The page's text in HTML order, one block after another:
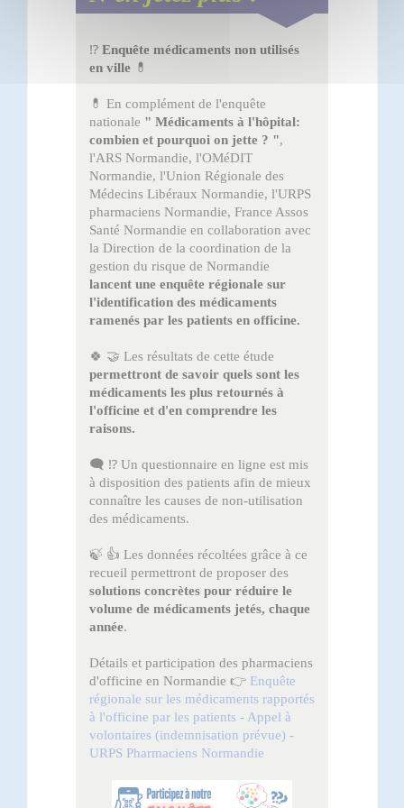
⁉️ Enquête médicaments non utilisés
en ville
💊
💊 En complément de l'enquête
nationale " Médicaments à l'hôpital:
combien et pourquoi on jette ? ",
l'ARS Normandie, l'OMéDIT
Normandie, l'Union Régionale des
Médecins Libéraux Normandie, l'URPS
pharmaciens Normandie, France Assos
Santé Normandie en collaboration avec
la Direction de la coordination de la
gestion du risque de Normandie
lancent une enquête régionale sur
l'identification des médicaments
ramenés par les patients en officine.
🍀 🤝 Les résultats de cette étude
permettront de savoir quels sont les
médicaments les plus retournés à
l'officine et d'en comprendre les
raisons.
🗨️ ⁉️ Un questionnaire en ligne est mis
à disposition des patients afin de mieux
connaître les causes de non-utilisation
des médicaments.
🍃 👍 Les données récoltées grâce à ce
recueil permettront de proposer des
solutions concrètes pour réduire le
volume de médicaments jetés, chaque
année.
Détails et participation des pharmaciens
d'officine en Normandie 👉 Enquête
régionale sur les médicaments rapportés
à l'officine par les patients - Appel à
volontaires (indemnisation prévue) -
URPS Pharmaciens Normandie